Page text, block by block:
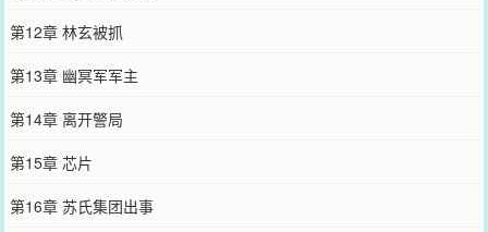
第12章 林玄被抓
第13章 幽冥军军主
第14章 离开警局
第15章 芯片
第16章 苏氏集团出事